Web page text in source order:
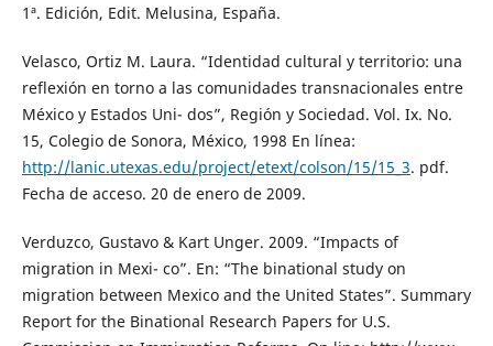
1ª. Edición, Edit. Melusina, España.
Velasco, Ortiz M. Laura. “Identidad cultural y territorio: una
reflexión en torno a las comunidades transnacionales entre
México y Estados Uni- dos”, Región y Sociedad. Vol. Ix. No.
15, Colegio de Sonora, México, 1998 En línea:
http://lanic.utexas.edu/project/etext/colson/15/15_3. pdf.
Fecha de acceso. 20 de enero de 2009.
Verduzco, Gustavo & Kart Unger. 2009. “Impacts of
migration in Mexi- co”. En: “The binational study on
migration between Mexico and the United States”. Summary
Report for the Binational Research Papers for U.S.